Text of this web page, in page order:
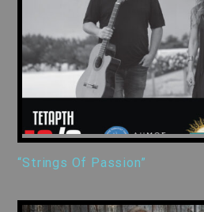
“Strings Of Passion”